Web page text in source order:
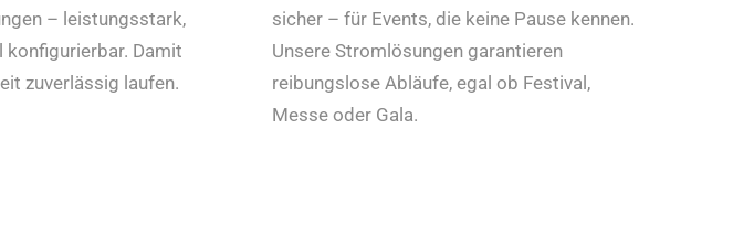
– leistungsstark,
konfigurierbar. Damit
zuverlässig laufen.
sicher – für Events, die keine Pause kennen.
Unsere Stromlösungen garantieren
reibungslose Abläufe, egal ob Festival,
Messe oder Gala.